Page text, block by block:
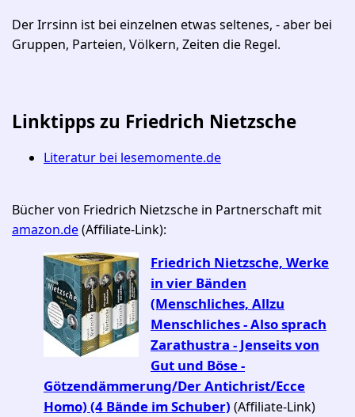
Der Irrsinn ist bei einzelnen etwas seltenes, - aber bei
Gruppen, Parteien, Völkern, Zeiten die Regel.
Linktipps zu Friedrich Nietzsche
Literatur bei lesemomente.de
Bücher von Friedrich Nietzsche in Partnerschaft mit
amazon.de(Affiliate-Link):
Friedrich Nietzsche, Werke
in vier Bänden
(Menschliches, Allzu
Menschliches - Also sprach
Zarathustra - Jenseits von
Gut und Böse -
Götzendämmerung/Der Antichrist/Ecce
Homo) (4 Bände im Schuber) (Affiliate-Link)